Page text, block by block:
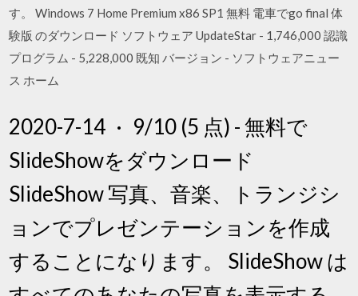
す。 Windows 7 Home Premium x86 SP1 無料 電車でgo final 体
験版 のダウンロード ソフトウェア UpdateStar - 1,746,000 認識
プログラム - 5,228,000 既知 バージョン - ソフトウェアニュー
ス ホーム
2020-7-14 · 9/10 (5 点) - 無料で
SlideShowをダウンロード
SlideShow 写真、音楽、トランジシ
ョンでプレゼンテーションを作成
することになります。 SlideShow は